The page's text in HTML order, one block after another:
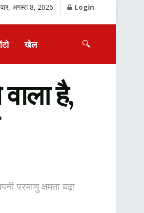
अगस्त 8, 2026 Login
खेल 🔍
है,
परमाणु क्षमता बढ़ा